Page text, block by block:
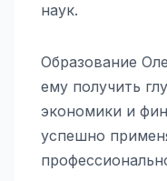
наук.
Образование
ему получить
экономики и
успешно